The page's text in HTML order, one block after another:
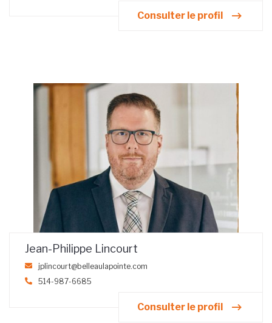
Consulter le profil
Jean-Philippe Lincourt
jplincourt@belleaulapointe.com
514-987-6685
Consulter le profil